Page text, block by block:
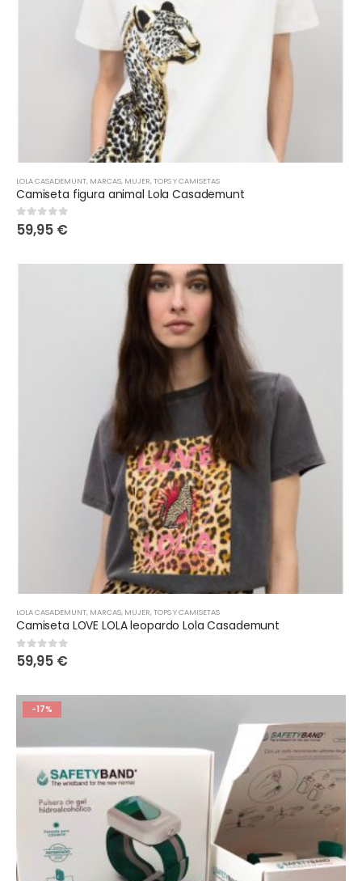
LOLA CASADEMUNT, MARCAS, MUJER,TOPS Y CAMISETAS
Camiseta figura animal Lola Casademunt
0out of 5
59,95 €
LOLA CASADEMUNT, MARCAS, MUJER,TOPS Y CAMISETAS
Camiseta LOVE LOLA leopardo Lola Casademunt
0out of 5
59,95 €
-17%